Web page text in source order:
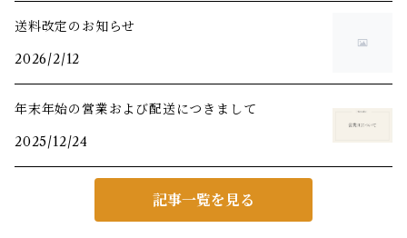
送料改定のお知らせ
2026/2/12
年末年始の営業および配送につきまして
2025/12/24
記事一覧を見る